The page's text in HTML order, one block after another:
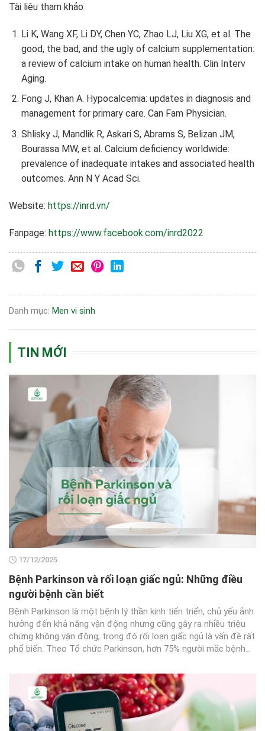
Tài liệu tham khảo
Li K, Wang XF, Li DY, Chen YC, Zhao LJ, Liu XG, et al. The
good, the bad, and the ugly of calcium supplementation:
a review of calcium intake on human health. Clin Interv
Aging.
Fong J, Khan A. Hypocalcemia: updates in diagnosis and
management for primary care. Can Fam Physician.
Shlisky J, Mandlik R, Askari S, Abrams S, Belizan JM,
Bourassa MW, et al. Calcium deficiency worldwide:
prevalence of inadequate intakes and associated health
outcomes. Ann N Y Acad Sci.
Website: https://inrd.vn/
Fanpage: https://www.facebook.com/inrd2022
Danh mục: Men vi sinh
TIN MỚI
17/12/2025
Bệnh Parkinson và rối loạn giấc ngủ: Những điều
người bệnh cần biết
Bệnh Parkinson là một bệnh lý thần kinh tiến triển, chủ yếu ảnh
hưởng đến khả năng vận động nhưng cũng gây ra nhiều triệu
chứng không vận động, trong đó rối loạn giấc ngủ là vấn đề rất
phổ biến. Theo Tổ chức Parkinson, hơn 75% người mắc bệnh...